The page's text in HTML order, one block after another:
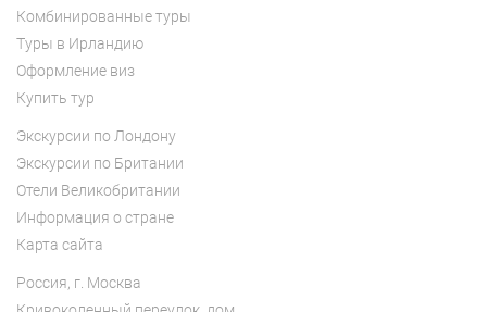
Комбинированные туры
Туры в Ирландию
Оформление виз
Купить тур
Экскурсии по Лондону
Экскурсии по Британии
Отели Великобритании
Информация о стране
Карта сайта
Россия, г. Москва